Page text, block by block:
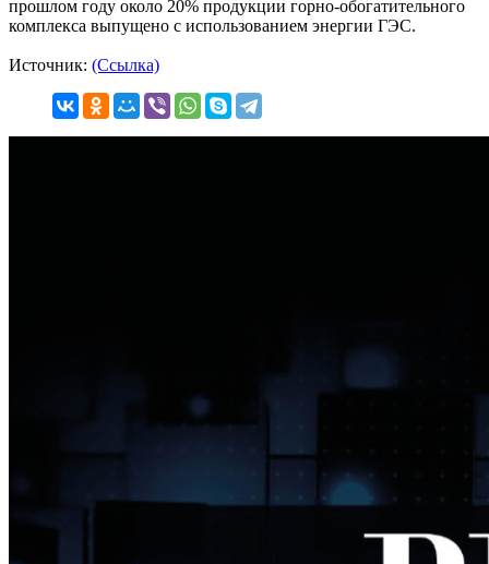
прошлом году около 20% продукции горно-обогатительного
комплекса выпущено с использованием энергии ГЭС.
Источник: (Ссылка)